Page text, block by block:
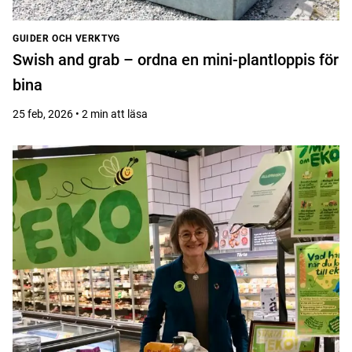
GUIDER OCH VERKTYG
Swish and grab – ordna en mini-plantloppis för
bina
25 feb, 2026 • 2 min att läsa